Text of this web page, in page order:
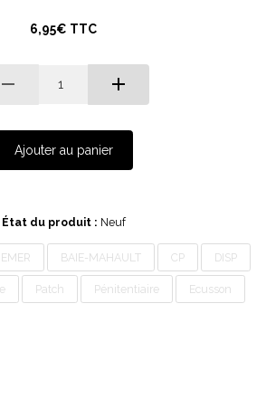
6,95€ TTC
Ajouter au panier
État du produit : Neuf
BAIE-MAHAULT CP DISP
Patch Pénitentiaire Ecusson